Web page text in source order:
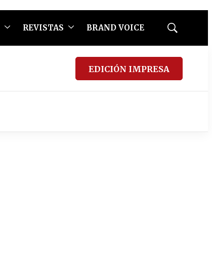
REVISTAS BRAND VOICE
Mostrar
EDICIÓN IMPRESA